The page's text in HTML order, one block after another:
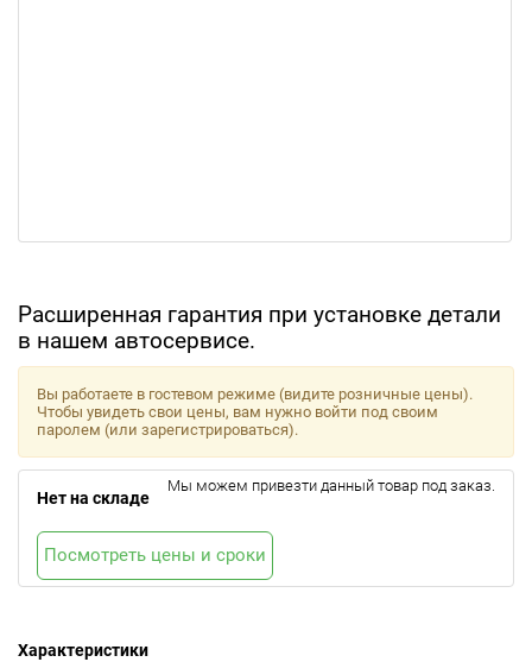
Расширенная гарантия при установке детали
в нашем автосервисе.
Характеристики
Вы работаете в гостевом режиме (видите розничные цены).
Чтобы увидеть свои цены, вам нужно войти под своим
паролем (или зарегистрироваться).
Нет на складе
Мы можем привезти данный товар под заказ.
Посмотреть цены и сроки